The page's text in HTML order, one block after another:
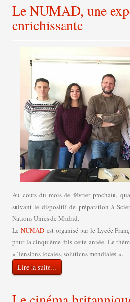
Le NUMAD, une
enrichissante
Au cours du mois de février prochain,
suivant le dispositif de préparation à
Nations Unies de Madrid.
LeNUMAD est organisé par le Lycée
pour la cinquième fois cette année. Le
« Tensions locales, solutions mondiales ».
Lire la suite...